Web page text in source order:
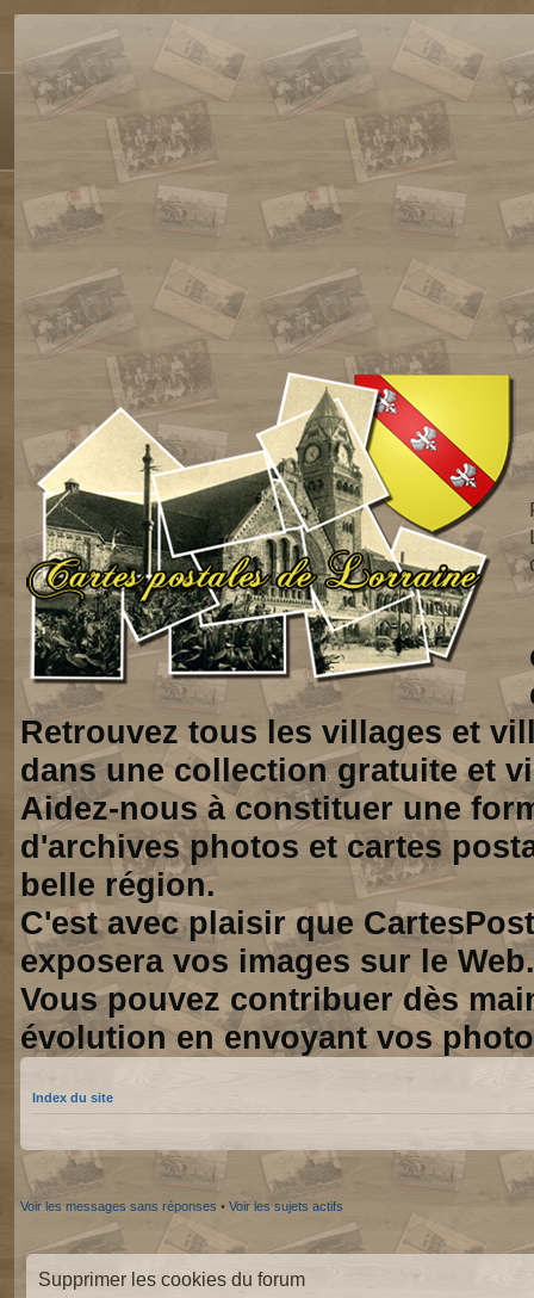
Retrouvez tous les villages et
dans une collection gratuite et
Aidez-nous à constituer une
d'archives photos et cartes
belle région.
C'est avec plaisir que
exposera vos images sur le Web.
Vous pouvez contribuer dès
évolution en envoyant vos
Index du site
Voir les messages sans réponses • Voir les sujets actifs
Supprimer les cookies du forum